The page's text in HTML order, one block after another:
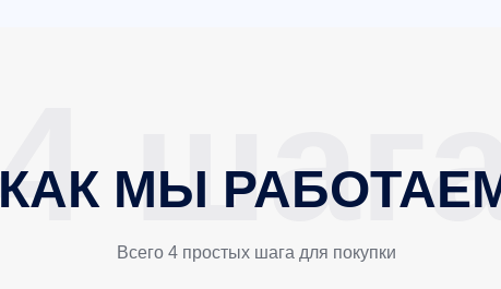
КАК МЫ
Всего 4 простых шага для покупки